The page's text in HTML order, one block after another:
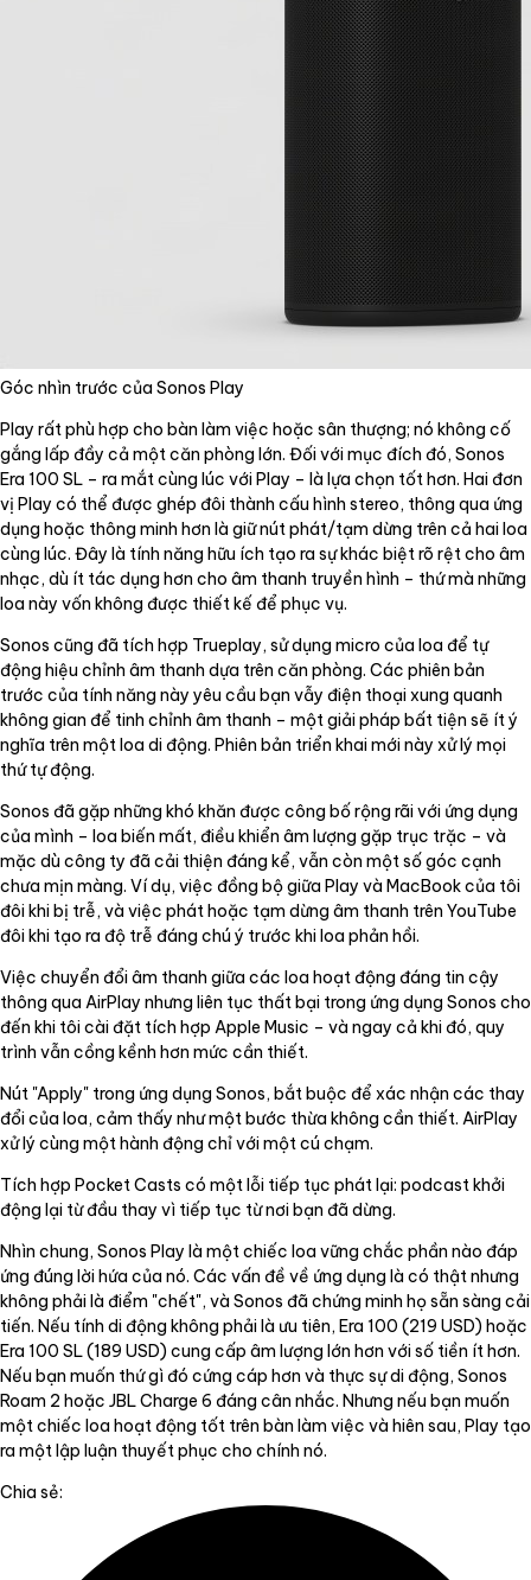
Góc nhìn trước của Sonos Play
Play rất phù hợp cho bàn làm việc hoặc sân thượng; nó không cố
gắng lấp đầy cả một căn phòng lớn. Đối với mục đích đó, Sonos
Era 100 SL – ra mắt cùng lúc với Play – là lựa chọn tốt hơn. Hai đơn
vị Play có thể được ghép đôi thành cấu hình stereo, thông qua ứng
dụng hoặc thông minh hơn là giữ nút phát/tạm dừng trên cả hai loa
cùng lúc. Đây là tính năng hữu ích tạo ra sự khác biệt rõ rệt cho âm
nhạc, dù ít tác dụng hơn cho âm thanh truyền hình – thứ mà những
loa này vốn không được thiết kế để phục vụ.
Sonos cũng đã tích hợp Trueplay, sử dụng micro của loa để tự
động hiệu chỉnh âm thanh dựa trên căn phòng. Các phiên bản
trước của tính năng này yêu cầu bạn vẫy điện thoại xung quanh
không gian để tinh chỉnh âm thanh – một giải pháp bất tiện sẽ ít ý
nghĩa trên một loa di động. Phiên bản triển khai mới này xử lý mọi
thứ tự động.
Sonos đã gặp những khó khăn được công bố rộng rãi với ứng dụng
của mình – loa biến mất, điều khiển âm lượng gặp trục trặc – và
mặc dù công ty đã cải thiện đáng kể, vẫn còn một số góc cạnh
chưa mịn màng. Ví dụ, việc đồng bộ giữa Play và MacBook của tôi
đôi khi bị trễ, và việc phát hoặc tạm dừng âm thanh trên YouTube
đôi khi tạo ra độ trễ đáng chú ý trước khi loa phản hồi.
Việc chuyển đổi âm thanh giữa các loa hoạt động đáng tin cậy
thông qua AirPlay nhưng liên tục thất bại trong ứng dụng Sonos cho
đến khi tôi cài đặt tích hợp Apple Music – và ngay cả khi đó, quy
trình vẫn cồng kềnh hơn mức cần thiết.
Nút "Apply" trong ứng dụng Sonos, bắt buộc để xác nhận các thay
đổi của loa, cảm thấy như một bước thừa không cần thiết. AirPlay
xử lý cùng một hành động chỉ với một cú chạm.
Tích hợp Pocket Casts có một lỗi tiếp tục phát lại: podcast khởi
động lại từ đầu thay vì tiếp tục từ nơi bạn đã dừng.
Nhìn chung, Sonos Play là một chiếc loa vững chắc phần nào đáp
ứng đúng lời hứa của nó. Các vấn đề về ứng dụng là có thật nhưng
không phải là điểm "chết", và Sonos đã chứng minh họ sẵn sàng cải
tiến. Nếu tính di động không phải là ưu tiên, Era 100 (219 USD) hoặc
Era 100 SL (189 USD) cung cấp âm lượng lớn hơn với số tiền ít hơn.
Nếu bạn muốn thứ gì đó cứng cáp hơn và thực sự di động, Sonos
Roam 2 hoặc JBL Charge 6 đáng cân nhắc. Nhưng nếu bạn muốn
một chiếc loa hoạt động tốt trên bàn làm việc và hiên sau, Play tạo
ra một lập luận thuyết phục cho chính nó.
Chia sẻ: